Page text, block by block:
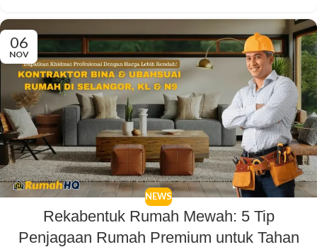
06
NOV
NEWS
Rekabentuk Rumah Mewah: 5 Tip
Penjagaan Rumah Premium untuk Tahan